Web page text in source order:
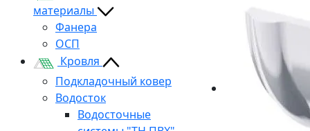
материалы
Фанера
ОСП
Кровля
Подкладочный ковер
Водосток
Водосточные